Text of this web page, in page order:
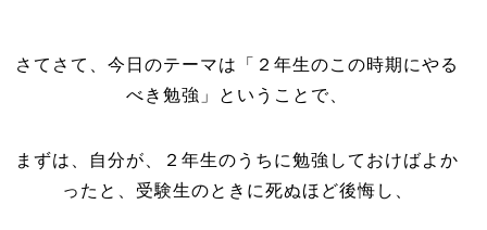
さてさて、今日のテーマは「２年生のこの時期にやる
べき勉強」ということで、
まずは、自分が、２年生のうちに勉強しておけばよか
ったと、受験生のときに死ぬほど後悔し、